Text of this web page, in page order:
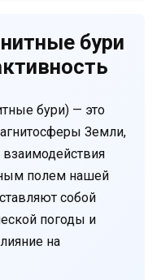
бури
бури) — это
Земли,
полем нашей
собой
погоды и
на